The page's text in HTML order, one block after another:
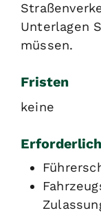
Unterlagen
müssen.
Fristen
keine